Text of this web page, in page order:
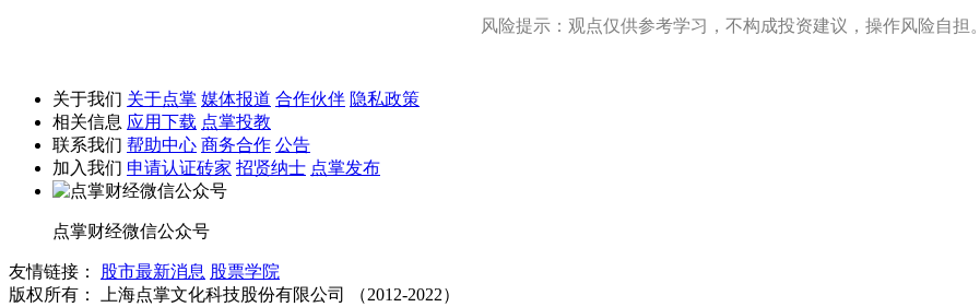
风险提示：观点仅供参考学习，不构成投资建议，操作风险自担。
关于我们 关于点掌 媒体报道 合作伙伴 隐私政策
相关信息 应用下载 点掌投教
联系我们 帮助中心 商务合作 公告
加入我们 申请认证砖家 招贤纳士 点掌发布
点掌财经微信公众号
友情链接： 股市最新消息 股票学院
版权所有：
上海点掌文化科技股份有限公司 （2012-2022）